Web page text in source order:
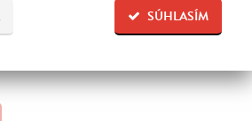
SÚHLASÍM
našej krajiny? Štvrté vydanie obľúbeného
vás opäť pozýva na potulky po